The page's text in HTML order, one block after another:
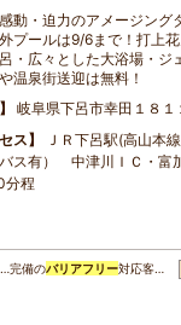
動・迫力のアメージング
プールは9/6まで！打上
・広々とした大浴場・ジ
温泉街送迎は無料！
岐阜県下呂市幸田１８１
ス
ＪＲ下呂駅(高山本
ス有） 中津川ＩＣ・富
分程
…完備のバリアフリー対応客…